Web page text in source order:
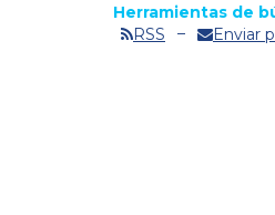
Herramientas de
RSS
Enviar